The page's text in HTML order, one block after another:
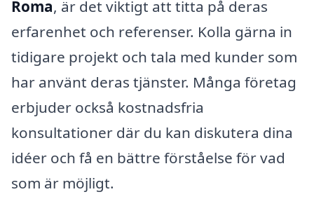
Roma, är det viktigt att titta på deras
erfarenhet och referenser. Kolla gärna in
tidigare projekt och tala med kunder som
har använt deras tjänster. Många företag
erbjuder också kostnadsfria
konsultationer där du kan diskutera dina
idéer och få en bättre förståelse för vad
som är möjligt.